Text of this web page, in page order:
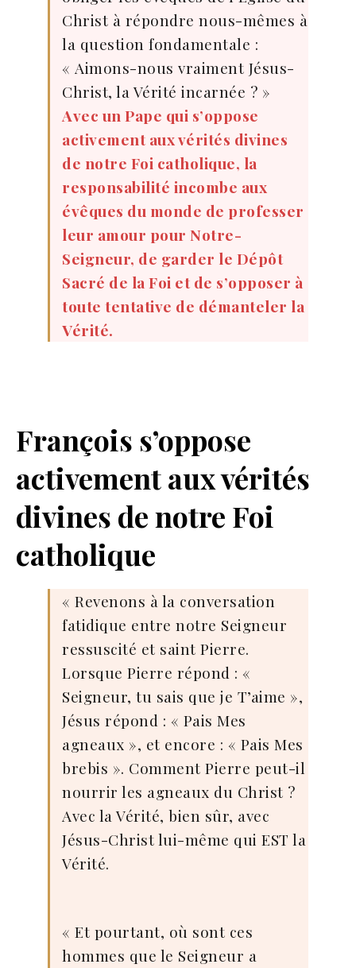
Christ à répondre nous-mêmes à
la question fondamentale :
« Aimons-nous vraiment Jésus-
Christ, la Vérité incarnée ? »
Avec un Pape qui s’oppose
activement aux vérités divines
de notre Foi catholique, la
responsabilité incombe aux
évêques du monde de professer
leur amour pour Notre-
Seigneur, de garder le Dépôt
Sacré de la Foi et de s’opposer à
toute tentative de démanteler la
Vérité.
François s’oppose
activement aux vérités
divines de notre Foi
catholique
« Revenons à la conversation
fatidique entre notre Seigneur
ressuscité et saint Pierre.
Lorsque Pierre répond : «
Seigneur, tu sais que je T’aime »,
Jésus répond : « Pais Mes
agneaux », et encore : « Pais Mes
brebis ». Comment Pierre peut-il
nourrir les agneaux du Christ ?
Avec la Vérité, bien sûr, avec
Jésus-Christ lui-même qui EST la
Vérité.
« Et pourtant, où sont ces
hommes que le Seigneur a